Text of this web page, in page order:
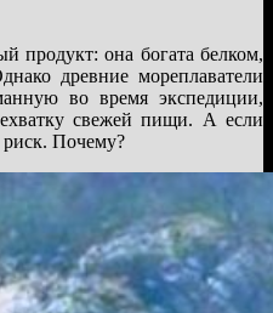
продукт: она богата белком,
древние мореплаватели
во время экспедиции,
свежей пищи. А если
риск. Почему?